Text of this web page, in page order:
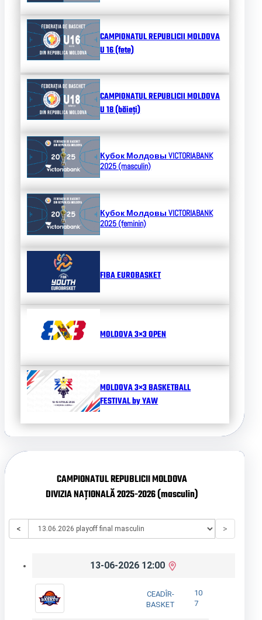
CAMPIONATUL REPUBLICII MOLDOVA
U 16 (fete)
CAMPIONATUL REPUBLICII MOLDOVA
U 18 (băieți)
Кубок МолдовыVICTORIABANK
2025 (masculin)
Кубок МолдовыVICTORIABANK
2025 (feminin)
FIBA EUROBASKET
MOLDOVA 3×3 OPEN
MOLDOVA 3×3 BASKETBALL
FESTIVAL by YAW
CAMPIONATUL REPUBLICII MOLDOVA
DIVIZIA NAȚIONALĂ 2025-2026 (masculin)
< >
13-06-2026 12:00
CEADÎR-
BASKET
10
7